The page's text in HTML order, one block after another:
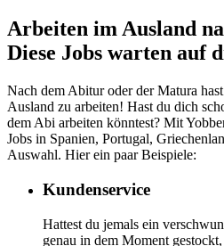
Arbeiten im Ausland
Diese Jobs warten auf
Nach dem Abitur oder der Matura
Ausland zu arbeiten! Hast du dich
dem Abi arbeiten könntest? Mit
Jobs in Spanien, Portugal,
Auswahl. Hier ein paar Beispiele:
Kundenservice
Hattest du jemals ein
genau in dem Moment